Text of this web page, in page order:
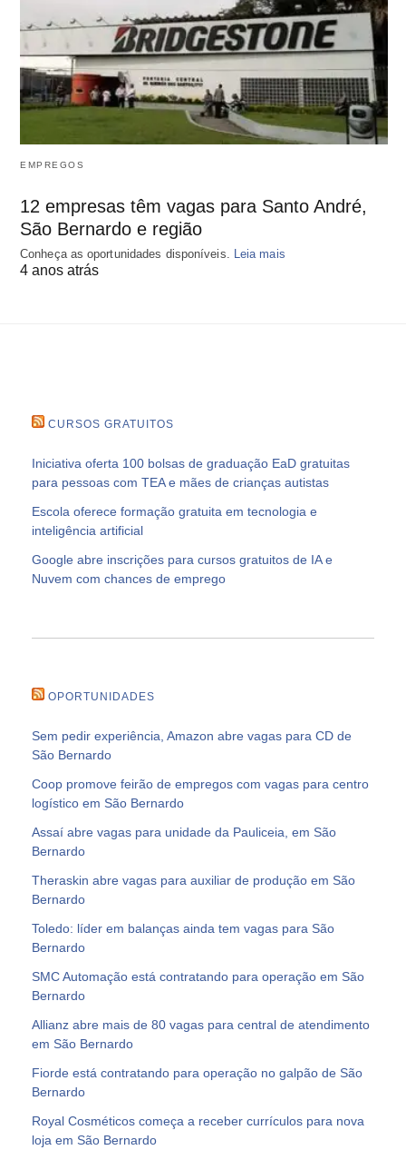
EMPREGOS
12 empresas têm vagas para Santo André,
São Bernardo e região
Conheça as oportunidades disponíveis. Leia mais
4 anos atrás
CURSOS GRATUITOS
Iniciativa oferta 100 bolsas de graduação EaD gratuitas
para pessoas com TEA e mães de crianças autistas
Escola oferece formação gratuita em tecnologia e
inteligência artificial
Google abre inscrições para cursos gratuitos de IA e
Nuvem com chances de emprego
OPORTUNIDADES
Sem pedir experiência, Amazon abre vagas para CD de
São Bernardo
Coop promove feirão de empregos com vagas para centro
logístico em São Bernardo
Assaí abre vagas para unidade da Pauliceia, em São
Bernardo
Theraskin abre vagas para auxiliar de produção em São
Bernardo
Toledo: líder em balanças ainda tem vagas para São
Bernardo
SMC Automação está contratando para operação em São
Bernardo
Allianz abre mais de 80 vagas para central de atendimento
em São Bernardo
Fiorde está contratando para operação no galpão de São
Bernardo
Royal Cosméticos começa a receber currículos para nova
loja em São Bernardo